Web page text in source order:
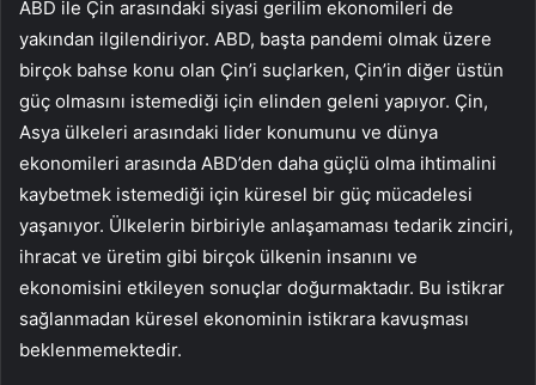
ABD ile Çin arasındaki siyasi gerilim ekonomileri de
yakından ilgilendiriyor. ABD, başta pandemi olmak üzere
birçok bahse konu olan Çin’i suçlarken, Çin’in diğer üstün
güç olmasını istemediği için elinden geleni yapıyor. Çin,
Asya ülkeleri arasındaki lider konumunu ve dünya
ekonomileri arasında ABD’den daha güçlü olma ihtimalini
kaybetmek istemediği için küresel bir güç mücadelesi
yaşanıyor. Ülkelerin birbiriyle anlaşamaması tedarik zinciri,
ihracat ve üretim gibi birçok ülkenin insanını ve
ekonomisini etkileyen sonuçlar doğurmaktadır. Bu istikrar
sağlanmadan küresel ekonominin istikrara kavuşması
beklenmemektedir.